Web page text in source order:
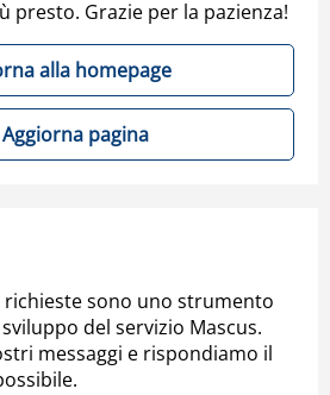
presto. Grazie per la pazienza!
alla homepage
Aggiorna pagina
richieste sono uno strumento
del servizio Mascus.
messaggi e rispondiamo il